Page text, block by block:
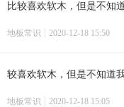
比较喜欢软木，但是不知
地板常识 2020-12-18 15:50
较喜欢软木，但是不知道
地板常识 2020-12-18 15:05